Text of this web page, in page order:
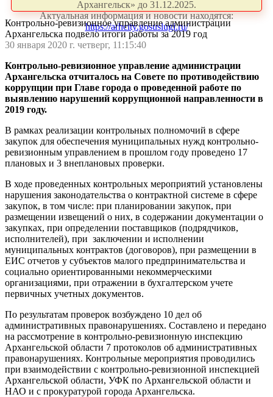
Архангельск» до 31.12.2025.
Актуальная информация и новости находятся:
https://arhcity.gosuslugi.ru/
Контрольно-ревизионное управление администрации
Архангельска подвело итоги работы за 2019 год
30 января 2020 г. четверг, 11:15:40
Контрольно-ревизионное управление администрации
Архангельска отчиталось на Совете по противодействию
коррупции при Главе города о проведенной работе по
выявлению нарушений коррупционной направленности в
2019 году.
В рамках реализации контрольных полномочий в сфере
закупок для обеспечения муниципальных нужд контрольно-
ревизионным управлением в прошлом году проведено 17
плановых и 3 внеплановых проверки.
В ходе проведенных контрольных мероприятий установлены
нарушения законодательства о контрактной системе в сфере
закупок, в том числе: при планировании закупок, при
размещении извещений о них, в содержании документации о
закупках, при определении поставщиков (подрядчиков,
исполнителей), при заключении и исполнении
муниципальных контрактов (договоров), при размещении в
ЕИС отчетов у субъектов малого предпринимательства и
социально ориентированными некоммерческими
организациями, при отражении в бухгалтерском учете
первичных учетных документов.
По результатам проверок возбуждено 10 дел об
административных правонарушениях. Составлено и передано
на рассмотрение в контрольно-ревизионную инспекцию
Архангельской области 7 протоколов об административных
правонарушениях. Контрольные мероприятия проводились
при взаимодействии с контрольно-ревизионной инспекцией
Архангельской области, УФК по Архангельской области и
НАО и с прокуратурой города Архангельска.